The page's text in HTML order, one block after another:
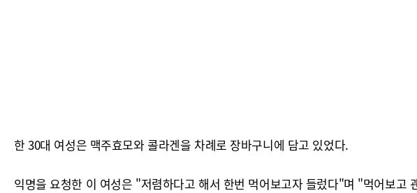
한 30대 여성은 맥주효모와 콜라겐을 차례로 장바구니에 담고 있었다.
익명을 요청한 이 여성은 "저렴하다고 해서 한번 먹어보고자 들렀다"며 "먹어보